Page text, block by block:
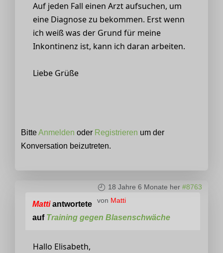
Auf jeden Fall einen Arzt aufsuchen, um
eine Diagnose zu bekommen. Erst wenn
ich weiß was der Grund für meine
Inkontinenz ist, kann ich daran arbeiten.
Liebe Grüße
BitteAnmelden oder Registrieren um der
Konversation beizutreten.
18 Jahre 6 Monate her #8763
von Matti
Mattiantwortete
auf Training gegen Blasenschwäche
Hallo Elisabeth,